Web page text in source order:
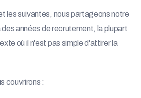
les suivantes, nous partageons notre
années de recrutement, la plupart
où il n'est pas simple d'attirer la
couvrirons :